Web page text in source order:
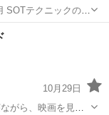
イロプラクティック
10月29日
がら、映画を見た